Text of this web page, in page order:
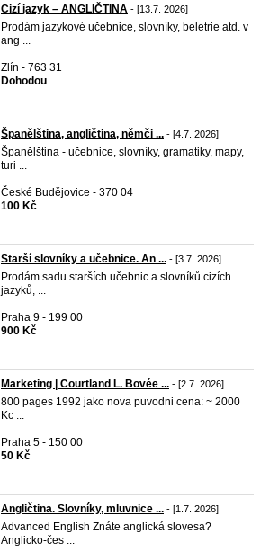
Cizí jazyk – ANGLIČTINA - [13.7. 2026]
Prodám jazykové učebnice, slovníky, beletrie atd. v
ang ...
Zlín - 763 31
Dohodou
Španělština, angličtina, němči ... - [4.7. 2026]
Španělština - učebnice, slovníky, gramatiky, mapy,
turi ...
České Budějovice - 370 04
100 Kč
Starší slovníky a učebnice. An ... - [3.7. 2026]
Prodám sadu starších učebnic a slovníků cizích
jazyků, ...
Praha 9 - 199 00
900 Kč
Marketing | Courtland L. Bovée ... - [2.7. 2026]
800 pages 1992 jako nova puvodni cena: ~ 2000
Kc ...
Praha 5 - 150 00
50 Kč
Angličtina. Slovníky, mluvnice ... - [1.7. 2026]
Advanced English Znáte anglická slovesa?
Anglicko-čes ...